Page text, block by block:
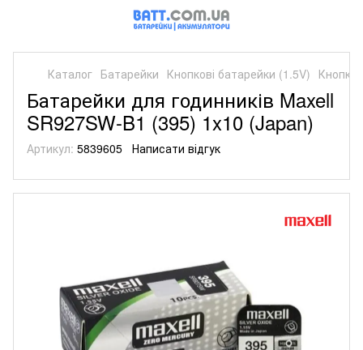
Каталог Батарейки Кнопкові батарейки (1.5V)
Батарейки для годинників Maxell
SR927SW-B1 (395) 1x10 (Japan)
Артикул: 5839605 Написати відгук